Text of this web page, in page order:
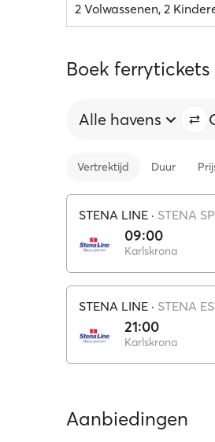
2 Volwassenen, 2
Boek
Alle havens
Vertrektijd Duur
STENA LINE · STENA
09:00
Karlskrona
STENA LINE · STENA
21:00
Karlskrona
Aanbiedingen